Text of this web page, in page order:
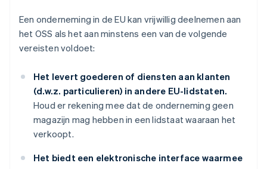
Een onderneming in de EU kan vrijwillig deelnemen aan
het OSS als het aan minstens een van de volgende
vereisten voldoet:
Het levert goederen of diensten aan klanten
(d.w.z. particulieren) in andere EU-lidstaten.
Houd er rekening mee dat de onderneming geen
magazijn mag hebben in een lidstaat waaraan het
verkoopt.
Het biedt een elektronische interface waarmee